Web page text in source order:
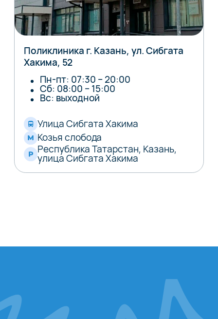
Поликлиника г. Казань, ул. Сибгата
Хакима, 52
Пн-пт: 07:30 – 20:00
Сб: 08:00 – 15:00
Вс: выходной
Улица Сибгата Хакима
Козья слобода
Республика Татарстан, Казань,
улица Сибгата Хакима